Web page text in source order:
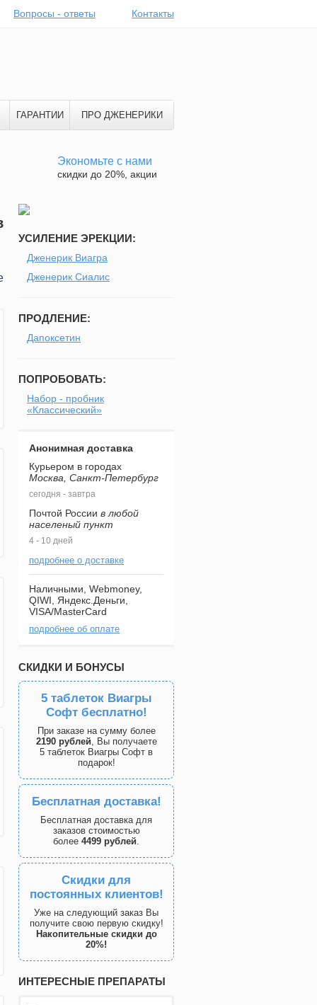
Вопросы - ответы Контакты
ГАРАНТИИ ПРО ДЖЕНЕРИКИ
Экономьте с нами
скидки до 20%, акции
УСИЛЕНИЕ ЭРЕКЦИИ:
Дженерик Виагра
Дженерик Сиалис
ПРОДЛЕНИЕ:
Дапоксетин
ПОПРОБОВАТЬ:
Набор - пробник
«Классический»
Анонимная доставка
Курьером в городах
Москва, Санкт-Петербург
сегодня - завтра
Почтой России в любой
населеный пункт
4 - 10 дней
подробнее о доставке
Наличными, Webmoney,
QIWI, Яндекс.Деньги,
VISA/MasterCard
подробнее об оплате
СКИДКИ И БОНУСЫ
5 таблеток Виагры
Софт бесплатно!
При заказе на сумму более
2190 рублей, Вы получаете
5 таблеток Виагры Софт в
подарок!
Бесплатная доставка!
Бесплатная доставка для
заказов стоимостью
более 4499 рублей.
Скидки для
постоянных клиентов!
Уже на следующий заказ Вы
получите свою первую скидку!
Накопительные скидки до
20%!
ИНТЕРЕСНЫЕ ПРЕПАРАТЫ